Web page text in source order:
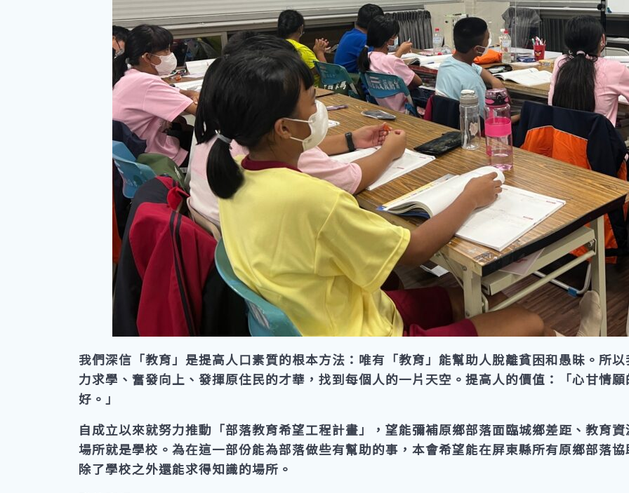
我們深信「教育」是提高人口素質的根本方法：唯有「教育」能幫助人脫離貧困和愚昧。所
力求學、奮發向上、發揮原住民的才華，找到每個人的一片天空。提高人的價值：「心甘情
好。」
自成立以來就努力推動「部落教育希望工程計畫」，望能彌補原鄉部落面臨城鄉差距、教育
場所就是學校。為在這一部份能為部落做些有幫助的事，本會希望能在屏東縣所有原鄉部落
除了學校之外還能求得知識的場所。